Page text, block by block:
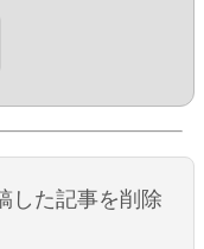
した記事を削除